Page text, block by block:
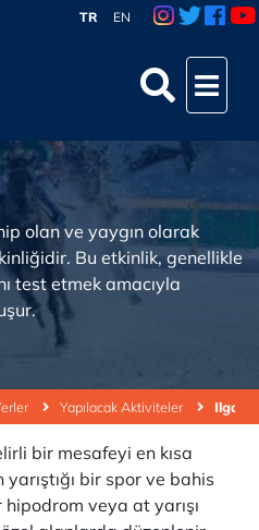
TR EN
Yapılacak Aktiviteler Ilgaz
olan ve yaygın olarak
Bu etkinlik, genellikle
test etmek amacıyla
bir mesafeyi en kısa
bir spor ve bahis
veya at yarışı